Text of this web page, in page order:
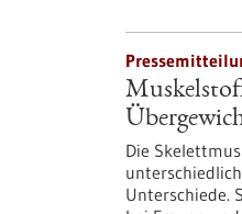
Die
Unterschiede.